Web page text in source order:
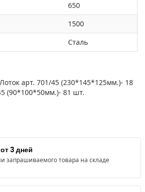
650
1500
Сталь
арт. 701/45 (230*145*125мм.)- 18
(90*100*50мм.)- 81 шт.
3 дней
запрашиваемого товара на складе